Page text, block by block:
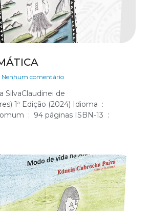
Nenhum comentário
SilvaClaudinei de
1ª Edição (2024) Idioma ‏ :
Português Capa comum ‏ : ‎ 94 páginas ISBN-13 ‏ :